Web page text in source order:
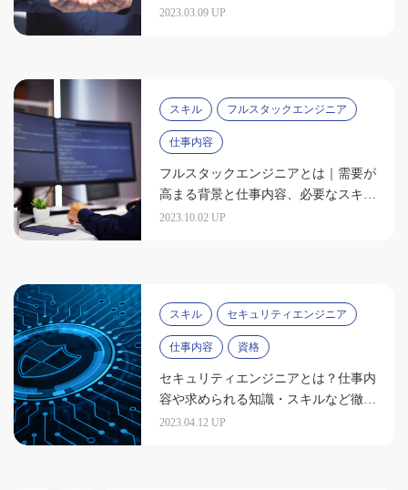
を解説
2023.03.09 UP
スキル フルスタックエンジニア
仕事内容
フルスタックエンジニアとは｜需要が
高まる背景と仕事内容、必要なスキル
を解説
2023.10.02 UP
スキル セキュリティエンジニア
仕事内容 資格
セキュリティエンジニアとは？仕事内
容や求められる知識・スキルなど徹底
解説
2023.04.12 UP